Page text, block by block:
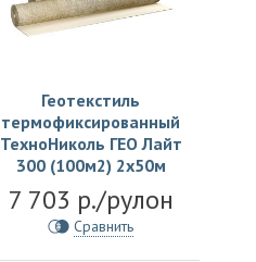
Геотекстиль
термофиксированный
ТехноНиколь ГЕО Лайт
300 (100м2) 2х50м
7 703 р./рулон
Сравнить